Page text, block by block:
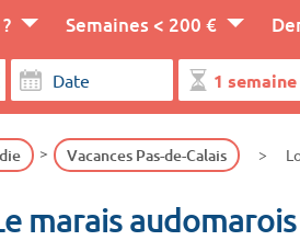
Semaines < 200 €
Vacances Pas-de-Calais
marais